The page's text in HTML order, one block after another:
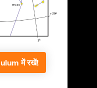
में रखें!